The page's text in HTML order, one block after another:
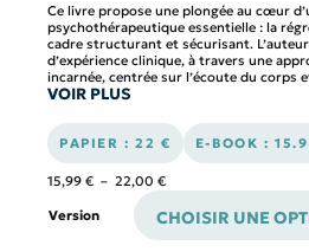
Ce livre propose une plongée au cœur
psychothérapeutique essentielle : la
cadre structurant et sécurisant.
d’expérience clinique, à travers une
incarnée, centrée sur l’écoute du corps
des mémoires subconscientes. Le
méthode originale alliant psychologie
accompagnement somatique et ancrage
Pas à pas, l’auteur détaille un protocole
accompagner la guérison des blessures
études de cas poignantes illustrent le
proposé. Cet ouvrage s’adresse aux
l’accompagnement comme à toute
compréhension de soi, avec une
VOIR PLUS
PAPIER : 22 € E-BOOK :
15,99 € – 22,00 €Plage
prix :
15,99 €
Version